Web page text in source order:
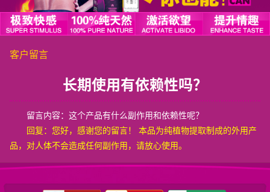
客户留言
长期使用有依赖性吗？
留言内容：这个产品有什么副作用和依赖性呢？
回复： 您好，感谢您的留言！ 本品为纯植物提取制成的外用产
品，对人体不会造成任何副作用，请放心使用。